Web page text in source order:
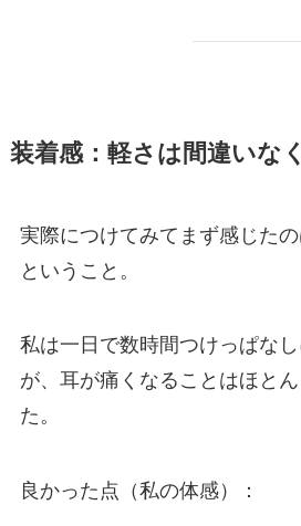
装着感：軽さは間違いな
実際につけてみてまず感じたの
ということ。
私は一日で数時間つけっぱな
が、耳が痛くなることはほと
た。
良かった点（私の体感）：